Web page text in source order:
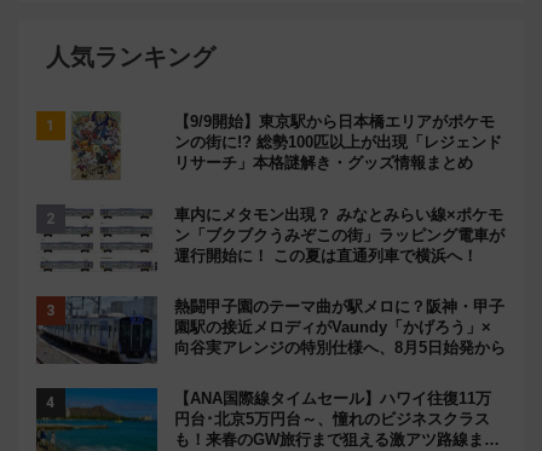
人気ランキング
【9/9開始】東京駅から日本橋エリアがポケモ
ンの街に!? 総勢100匹以上が出現「レジェンド
リサーチ」本格謎解き・グッズ情報まとめ
車内にメタモン出現？ みなとみらい線×ポケモ
ン「ブクブクうみぞこの街」ラッピング電車が
運行開始に！ この夏は直通列車で横浜へ！
熱闘甲子園のテーマ曲が駅メロに？阪神・甲子
園駅の接近メロディがVaundy「かげろう」×
向谷実アレンジの特別仕様へ、8月5日始発から
【ANA国際線タイムセール】ハワイ往復11万
円台･北京5万円台～、憧れのビジネスクラス
も！来春のGW旅行まで狙える激アツ路線まと